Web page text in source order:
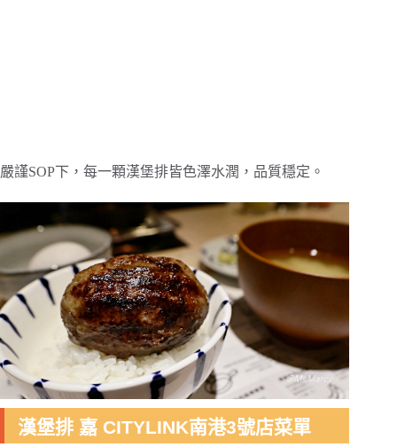
嚴謹SOP下，每一顆漢堡排皆色澤水潤，品質穩定。
漢堡排 嘉 CITYLINK南港3號店菜單